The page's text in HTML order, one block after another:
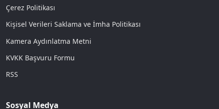
Çerez Politikası
Kişisel Verileri Saklama ve İmha Politikası
Kamera Aydınlatma Metni
KVKK Başvuru Formu
RSS
Sosyal Medya